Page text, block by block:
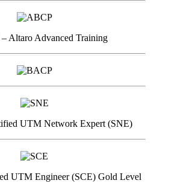
Altaro Advanced Training
UTM Network Expert (SNE)
UTM Engineer (SCE) Gold Level